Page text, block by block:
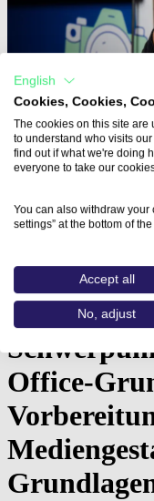
Home
Aus- und
Office-
English
Cookies, Cookies,
The cookies on this site are
to understand who visits
find out if what we're doing
everyone to take our
You can also withdraw your
settings” at the bottom of
Accept all
No, adjust